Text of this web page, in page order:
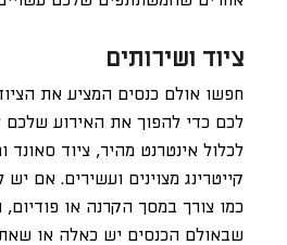
ציוד ושירותים
חפשו אולם כנסים המציע את
לכם כדי להפוך את האירוע שלכם
לכלול אינטרנט מהיר, ציוד סאונד
קייטרינג מצוינים ועשירים. אם
כמו צורך במסך הקרנה או פודיום,
שבאולם הכנסים יש כאלה או